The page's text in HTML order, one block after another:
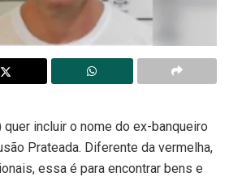
incluir o nome do ex-banqueiro
Prateada. Diferente da vermelha,
essa é para encontrar bens e